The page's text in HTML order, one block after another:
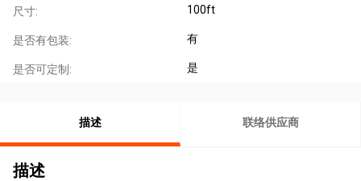
尺寸: 100ft
是否有包装: 有
是否可定制: 是
描述 联络供应商
描述